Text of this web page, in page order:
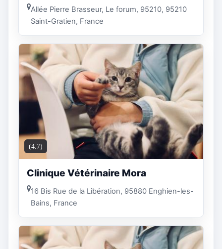
Allée Pierre Brasseur, Le forum, 95210, 95210
Saint-Gratien, France
(4.7)
Clinique Vétérinaire Mora
16 Bis Rue de la Libération, 95880 Enghien-les-
Bains, France